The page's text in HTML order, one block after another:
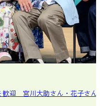
迎 宮川大助さん・花子さん